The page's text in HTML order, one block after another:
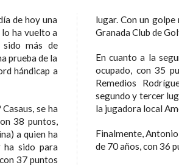
de hoy una
ha vuelto a
más de
prueba de la
hándicap a
se ha
38 puntos,
a quien ha
ha sido para
37 puntos
lugar. Con un
Granada Club de
En cuanto a la
ocupado, con 35
Remedios
segundo y tercer
la jugadora local
Finalmente,
de 70 años, con 36